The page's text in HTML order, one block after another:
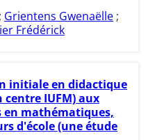
; Grientens Gwenaëlle ;
Frédérick
initiale en didactique
IUFM) aux
mathématiques,
d'école (une étude